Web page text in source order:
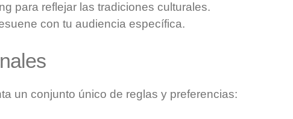
para reflejar las tradiciones culturales.
con tu audiencia específica.
un conjunto único de reglas y preferencias: